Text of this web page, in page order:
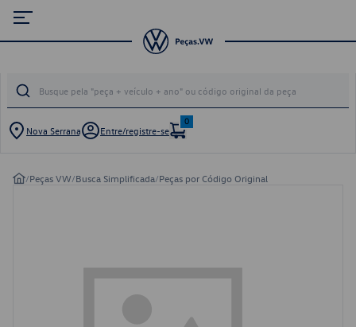
Nova Serrana Entre/registre-se
0
/Peças VW/Busca Simplificada/Peças por Código Original